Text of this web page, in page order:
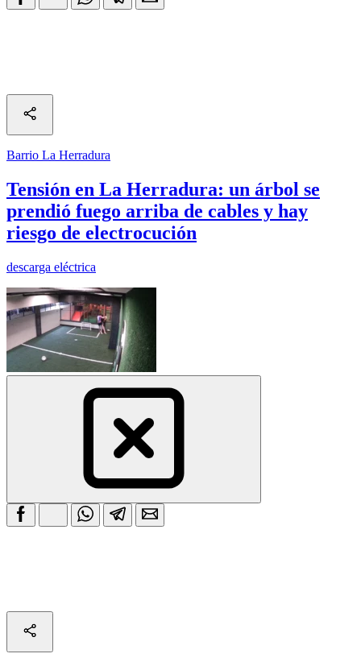
Barrio La Herradura
Tensión en La Herradura: un árbol se
prendió fuego arriba de cables y hay
riesgo de electrocución
descarga eléctrica